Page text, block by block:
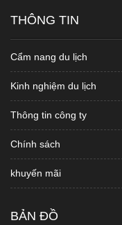
THÔNG TIN
Cẩm nang du lịch
Kinh nghiệm du lịch
Thông tin công ty
Chính sách
khuyến mãi
BẢN ĐỒ